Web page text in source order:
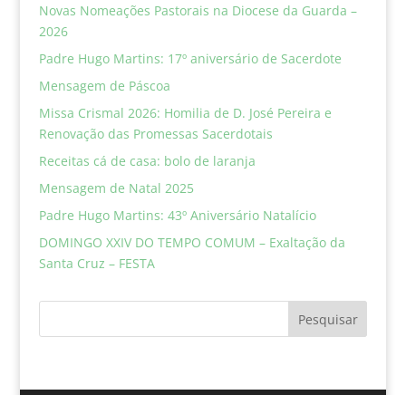
Novas Nomeações Pastorais na Diocese da Guarda –
2026
Padre Hugo Martins: 17º aniversário de Sacerdote
Mensagem de Páscoa
Missa Crismal 2026: Homilia de D. José Pereira e
Renovação das Promessas Sacerdotais
Receitas cá de casa: bolo de laranja
Mensagem de Natal 2025
Padre Hugo Martins: 43º Aniversário Natalício
DOMINGO XXIV DO TEMPO COMUM – Exaltação da
Santa Cruz – FESTA
Pesquisar